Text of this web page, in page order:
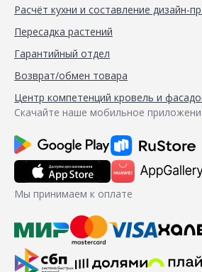
Расчёт кухни и составление дизайн-
Пересадка растений
Гарантийный отдел
Возврат/обмен товара
Центр компетенций кровель и
Скачайте наше мобильное
Мы принимаем к оплате